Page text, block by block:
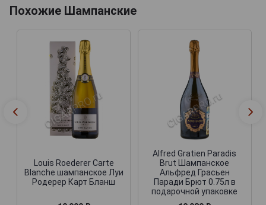
Похожие Шампанские
Louis Roederer Carte
Blanche шампанское Луи
Родерер Карт Бланш
Alfred Gratien Paradis
Brut Шампанское
Альфред Грасьен
Паради Брют 0.75л в
подарочной упаковке